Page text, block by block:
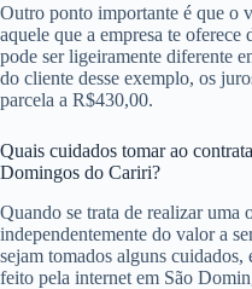
Outro ponto importante é que o
aquele que a empresa te oferece
pode ser ligeiramente diferente
do cliente desse exemplo, os
parcela a R$430,00.
Quais cuidados tomar ao
Domingos do Cariri?
Quando se trata de realizar uma
independentemente do valor a
sejam tomados alguns cuidados,
feito pela internet em São